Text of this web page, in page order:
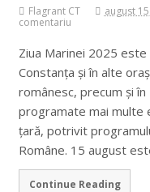
Flagrant CT august
comentariu
Ziua Marinei 2025
Constanța și în alte
românesc, precum și
programate mai multe
țară, potrivit
Române. 15 august
Continue Reading